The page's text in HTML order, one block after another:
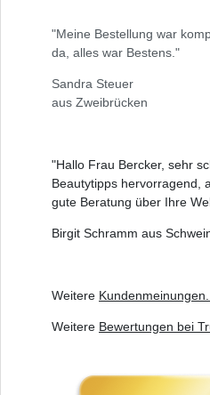
"Meine Bestellung war
da, alles war Bestens."
Sandra Steuer
aus Zweibrücken
"Hallo Frau Bercker, sehr
Beautytipps hervorragend,
gute Beratung über Ihre
Birgit Schramm aus
Weitere Kundenmeinungen
Weitere Bewertungen bei